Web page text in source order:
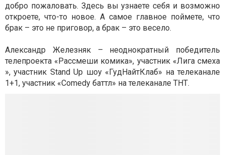
добро пожаловать. Здесь вы узнаете себя и возможно
откроете, что-то новое. А самое главное поймете, что
брак – это не приговор, а брак – это весело.
Александр Железняк – неоднократный победитель
телепроекта «Рассмеши комика», участник «Лига смеха
», участник Stand Up шоу «ГудНайтКлаб» на телеканале
1+1, участник «Comedy баттл» на телеканале ТНТ.